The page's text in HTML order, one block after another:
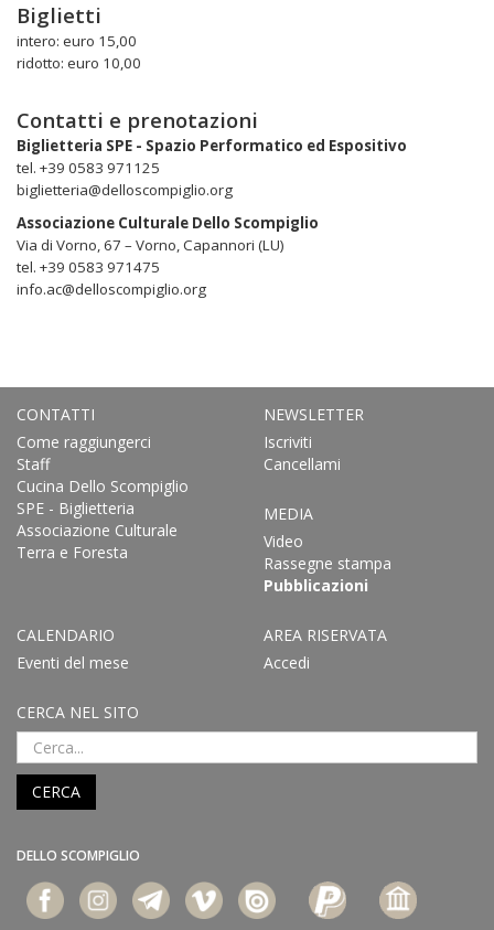
Biglietti
intero: euro 15,00
ridotto: euro 10,00
Contatti e prenotazioni
Biglietteria SPE - Spazio Performatico ed Espositivo
tel. +39 0583 971125
biglietteria@delloscompiglio.org
Associazione Culturale Dello Scompiglio
Via di Vorno, 67 – Vorno, Capannori (LU)
tel. +39 0583 971475
info.ac@delloscompiglio.org
CONTATTI
Come raggiungerci
Staff
Cucina Dello Scompiglio
SPE - Biglietteria
Associazione Culturale
Terra e Foresta
NEWSLETTER
Iscriviti
Cancellami
MEDIA
Video
Rassegne stampa
Pubblicazioni
CALENDARIO
Eventi del mese
AREA RISERVATA
Accedi
CERCA NEL SITO
CERCA
DELLO SCOMPIGLIO